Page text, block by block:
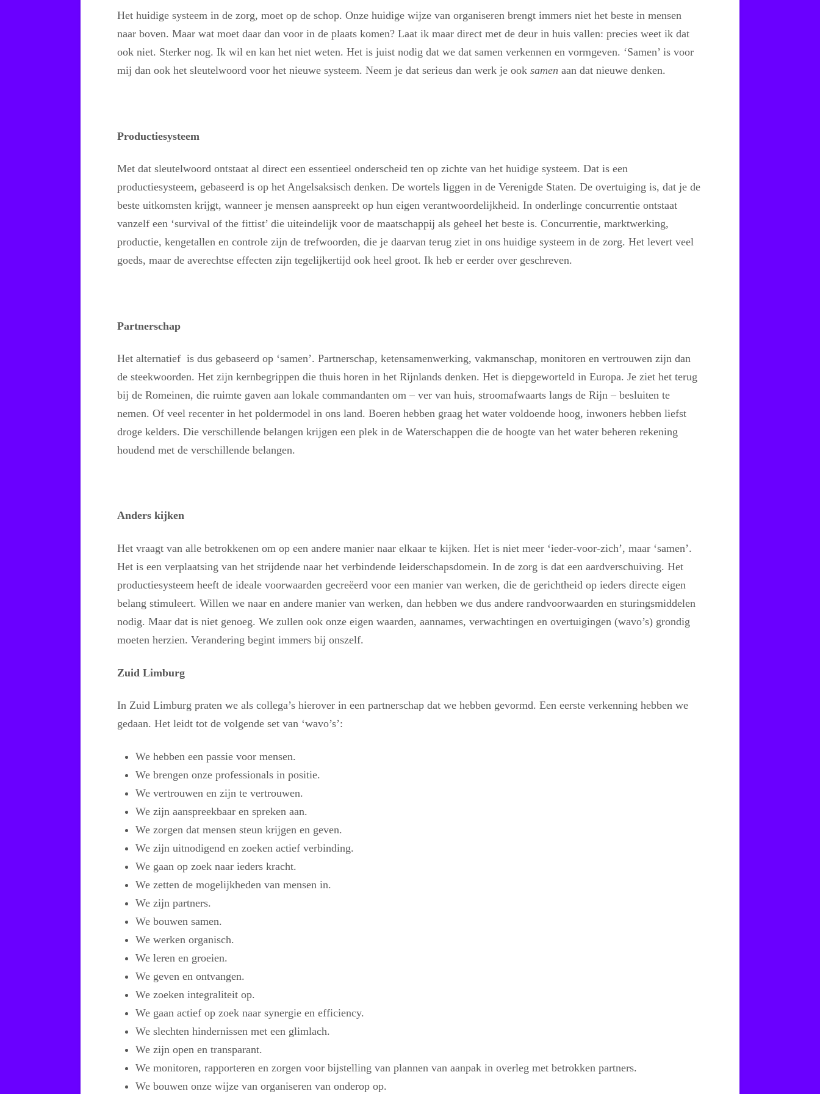
Het huidige systeem in de zorg, moet op de schop. Onze huidige wijze van organiseren brengt immers niet het beste in mensen
naar boven. Maar wat moet daar dan voor in de plaats komen? Laat ik maar direct met de deur in huis vallen: precies weet ik dat
ook niet. Sterker nog. Ik wil en kan het niet weten. Het is juist nodig dat we dat samen verkennen en vormgeven. ‘Samen’ is voor
mij dan ook het sleutelwoord voor het nieuwe systeem. Neem je dat serieus dan werk je ook samen aan dat nieuwe denken.
Productiesysteem
Met dat sleutelwoord ontstaat al direct een essentieel onderscheid ten op zichte van het huidige systeem. Dat is een
productiesysteem, gebaseerd is op het Angelsaksisch denken. De wortels liggen in de Verenigde Staten. De overtuiging is, dat je de
beste uitkomsten krijgt, wanneer je mensen aanspreekt op hun eigen verantwoordelijkheid. In onderlinge concurrentie ontstaat
vanzelf een ‘survival of the fittist’ die uiteindelijk voor de maatschappij als geheel het beste is. Concurrentie, marktwerking,
productie, kengetallen en controle zijn de trefwoorden, die je daarvan terug ziet in ons huidige systeem in de zorg. Het levert veel
goeds, maar de averechtse effecten zijn tegelijkertijd ook heel groot. Ik heb er eerder over geschreven.
Partnerschap
Het alternatief is dus gebaseerd op ‘samen’. Partnerschap, ketensamenwerking, vakmanschap, monitoren en vertrouwen zijn dan
de steekwoorden. Het zijn kernbegrippen die thuis horen in het Rijnlands denken. Het is diepgeworteld in Europa. Je ziet het terug
bij de Romeinen, die ruimte gaven aan lokale commandanten om – ver van huis, stroomafwaarts langs de Rijn – besluiten te
nemen. Of veel recenter in het poldermodel in ons land. Boeren hebben graag het water voldoende hoog, inwoners hebben liefst
droge kelders. Die verschillende belangen krijgen een plek in de Waterschappen die de hoogte van het water beheren rekening
houdend met de verschillende belangen.
Anders kijken
Het vraagt van alle betrokkenen om op een andere manier naar elkaar te kijken. Het is niet meer ‘ieder-voor-zich’, maar ‘samen’.
Het is een verplaatsing van het strijdende naar het verbindende leiderschapsdomein. In de zorg is dat een aardverschuiving. Het
productiesysteem heeft de ideale voorwaarden gecreëerd voor een manier van werken, die de gerichtheid op ieders directe eigen
belang stimuleert. Willen we naar en andere manier van werken, dan hebben we dus andere randvoorwaarden en sturingsmiddelen
nodig. Maar dat is niet genoeg. We zullen ook onze eigen waarden, aannames, verwachtingen en overtuigingen (wavo’s) grondig
moeten herzien. Verandering begint immers bij onszelf.
Zuid Limburg
In Zuid Limburg praten we als collega’s hierover in een partnerschap dat we hebben gevormd. Een eerste verkenning hebben we
gedaan. Het leidt tot de volgende set van ‘wavo’s’:
We hebben een passie voor mensen.
We brengen onze professionals in positie.
We vertrouwen en zijn te vertrouwen.
We zijn aanspreekbaar en spreken aan.
We zorgen dat mensen steun krijgen en geven.
We zijn uitnodigend en zoeken actief verbinding.
We gaan op zoek naar ieders kracht.
We zetten de mogelijkheden van mensen in.
We zijn partners.
We bouwen samen.
We werken organisch.
We leren en groeien.
We geven en ontvangen.
We zoeken integraliteit op.
We gaan actief op zoek naar synergie en efficiency.
We slechten hindernissen met een glimlach.
We zijn open en transparant.
We monitoren, rapporteren en zorgen voor bijstelling van plannen van aanpak in overleg met betrokken partners.
We bouwen onze wijze van organiseren van onderop op.